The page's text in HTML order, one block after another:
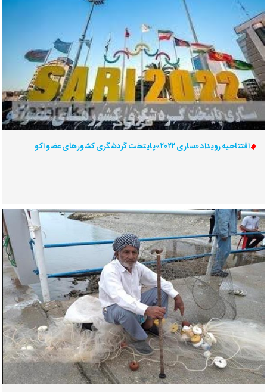
افتتاحیه رویداد «ساری ۲۰۲۲»پایتخت گردشگری کشورهای عضو اکو